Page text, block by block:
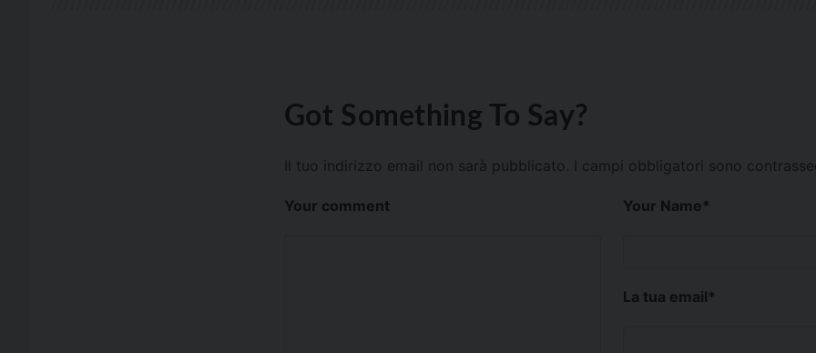
Got Something To Say?
Il tuo indirizzo email non sarà pubblicato. I campi obbligatori sono
Your comment Your Name*
La tua email*